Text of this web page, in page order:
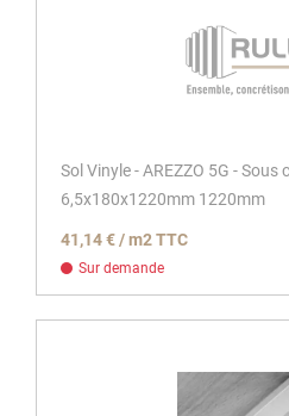
Sol Vinyle - AREZZO 5G - Sous
6,5x180x1220mm 1220mm
41,14 € / m2 TTC
Sur demande